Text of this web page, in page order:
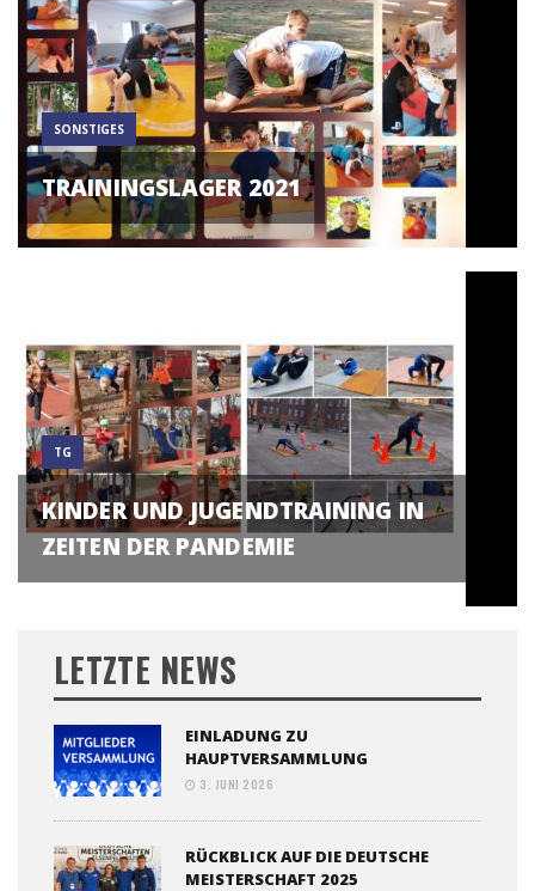
SONSTIGES
TRAININGSLAGER 2021
TG
KINDER UND JUGENDTRAINING IN
ZEITEN DER PANDEMIE
LETZTE NEWS
EINLADUNG ZU
HAUPTVERSAMMLUNG
3. JUNI 2026
RÜCKBLICK AUF DIE DEUTSCHE
MEISTERSCHAFT 2025